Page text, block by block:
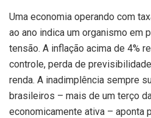
Uma economia operando com
ao ano indica um organismo em
tensão. A inflação acima de 4%
controle, perda de
renda. A inadimplência sempre
brasileiros – mais de um terço
economicamente ativa – aponta